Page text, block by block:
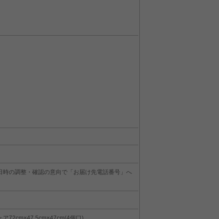
の調整・確認の意向で「お届け先電話番号」へ